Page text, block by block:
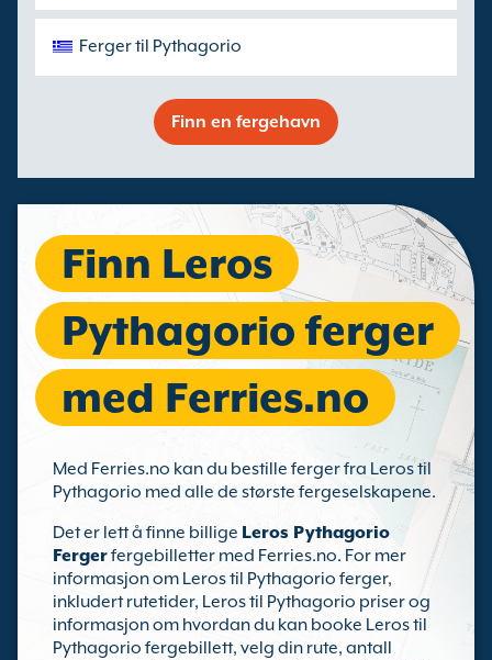
Ferger til Pythagorio
Finn en fergehavn
Finn Leros
Pythagorio ferger
med Ferries.no
Med Ferries.no kan du bestille ferger fra Leros til
Pythagorio med alle de største fergeselskapene.
Det er lett å finne billige Leros Pythagorio
Fergerfergebilletter med Ferries.no. For mer
informasjon om Leros til Pythagorio ferger,
inkludert rutetider, Leros til Pythagorio priser og
informasjon om hvordan du kan booke Leros til
Pythagorio fergebillett, velg din rute, antall